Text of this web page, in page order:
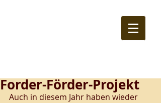
Forder-Förder-Projekt
Auch in diesem Jahr haben wieder